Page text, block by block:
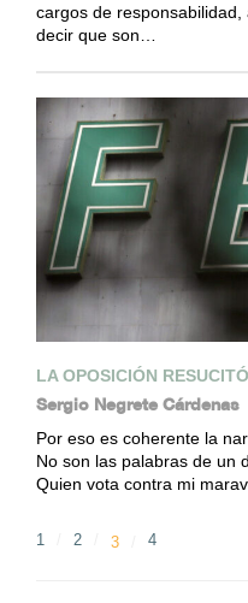
cargos de
decir que son…
LA OPOSICIÓN
Sergio Negrete Cárdenas
Por eso es coherente la
No son las palabras de un
Quien vota contra mi
1 2 3 4